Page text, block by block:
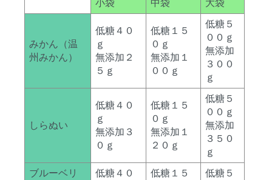
小袋 中袋 大袋
みかん（温
州みかん）
低糖４０
ｇ
無添加２
５ｇ
低糖１５
０ｇ
無添加１
００ｇ
低糖５
００ｇ
無添加
３００
ｇ
しらぬい
低糖４０
ｇ
無添加３
０ｇ
低糖１５
０ｇ
無添加１
２０ｇ
低糖５
００ｇ
無添加
３５０
ｇ
ブルーベリ
低糖４０
低糖１５
低糖５